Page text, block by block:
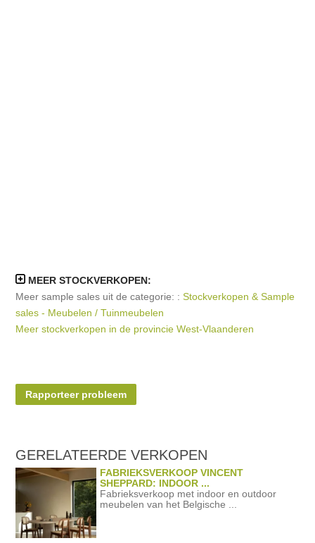
MEER STOCKVERKOPEN:
Meer sample sales uit de categorie: :Stockverkopen & Sample
sales - Meubelen / Tuinmeubelen
Meer stockverkopen in de provincie West-Vlaanderen
Rapporteer probleem
GERELATEERDEVERKOPEN
FABRIEKSVERKOOP VINCENT
SHEPPARD: INDOOR ...
Fabrieksverkoop met indoor en outdoor
meubelen van het Belgische ...